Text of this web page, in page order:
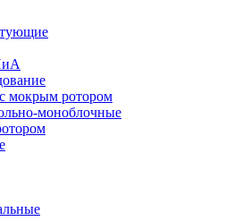
мокрым ротором
моноблочные